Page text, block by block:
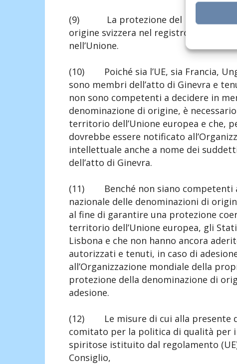
(9) La protezione del nome
origine svizzera nel registro
nell’Unione.
(10) Poiché sia l’UE, sia Francia,
sono membri dell’atto di Ginevra e
non sono competenti a decidere in
denominazione di origine, è
territorio dell’Unione europea e che,
dovrebbe essere notificato
intellettuale anche a nome dei
dell’atto di Ginevra.
(11) Benché non siano competenti
nazionale delle denominazioni di
al fine di garantire una protezione
territorio dell’Unione europea, gli
Lisbona e che non hanno ancora
autorizzati e tenuti, in caso di
all’Organizzazione mondiale della
protezione della denominazione di
adesione.
(12) Le misure di cui alla presente
comitato per la politica di qualità per
spiritose istituito dal regolamento
Consiglio,